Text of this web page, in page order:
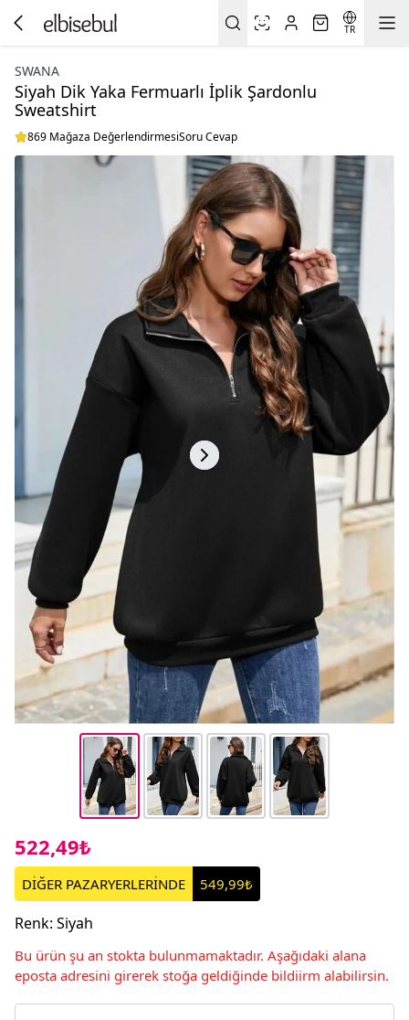
TR
SWANA
Siyah Dik Yaka Fermuarlı İplik Şardonlu
Sweatshirt
869 Mağaza DeğerlendirmesiSoru Cevap
522,49₺
DİĞER PAZARYERLERİNDE 549,99₺
Renk: Siyah
Bu ürün şu an stokta bulunmamaktadır. Aşağıdaki alana
eposta adresini girerek stoğa geldiğinde bildiirm alabilirsin.